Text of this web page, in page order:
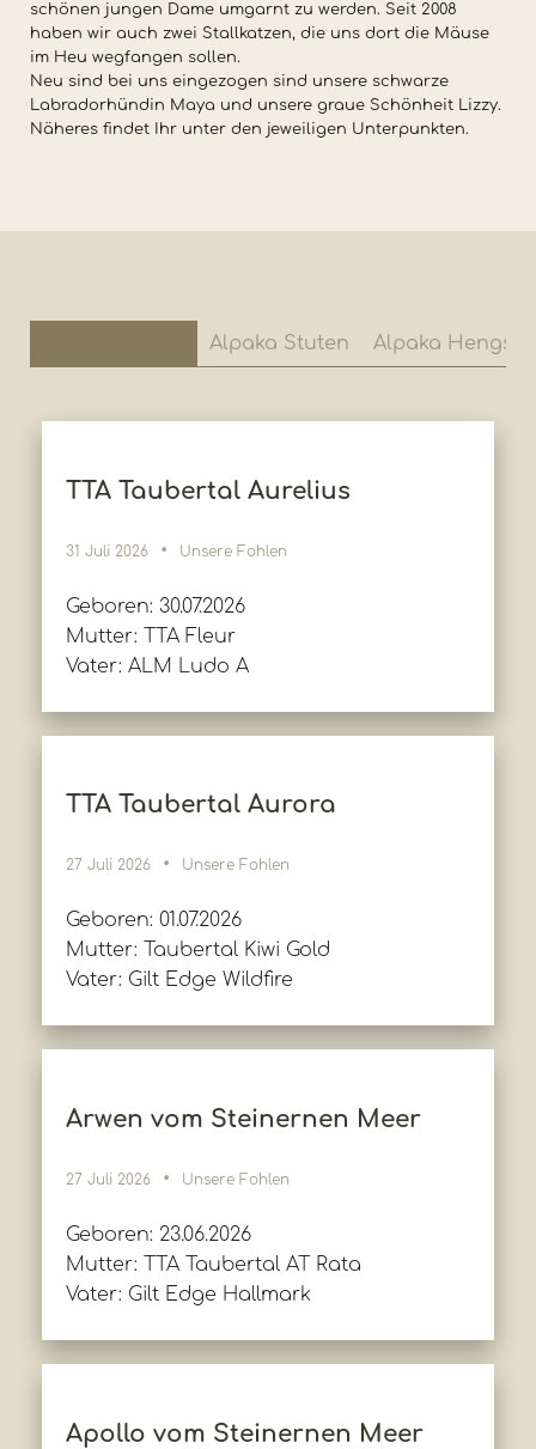
schönen jungen Dame umgarnt zu werden. Seit 2008
haben wir auch zwei Stallkatzen, die uns dort die Mäuse
im Heu wegfangen sollen.
Neu sind bei uns eingezogen sind unsere schwarze
Labradorhündin Maya und unsere graue Schönheit Lizzy.
Näheres findet Ihr unter den jeweiligen Unterpunkten.
Alpaka Stuten Alpaka Hengste
TTA Taubertal Aurelius
31 Juli 2026 Unsere Fohlen
Geboren: 30.07.2026
Mutter: TTA Fleur
Vater: ALM Ludo A
TTA Taubertal Aurora
27 Juli 2026 Unsere Fohlen
Geboren: 01.07.2026
Mutter: Taubertal Kiwi Gold
Vater: Gilt Edge Wildfire
Arwen vom Steinernen Meer
27 Juli 2026 Unsere Fohlen
Geboren: 23.06.2026
Mutter: TTA Taubertal AT Rata
Vater: Gilt Edge Hallmark
Apollo vom Steinernen Meer